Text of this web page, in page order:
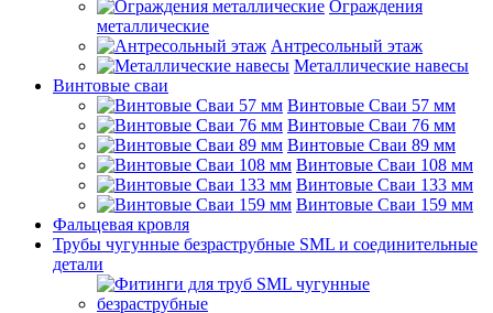
Ограждения
металлические
Антресольный этаж
Металлические навесы
Винтовые сваи
Винтовые Сваи 57 мм
Винтовые Сваи 76 мм
Винтовые Сваи 89 мм
Винтовые Сваи 108 мм
Винтовые Сваи 133 мм
Винтовые Сваи 159 мм
Фальцевая кровля
Трубы чугунные безраструбные SML и соединительные
детали